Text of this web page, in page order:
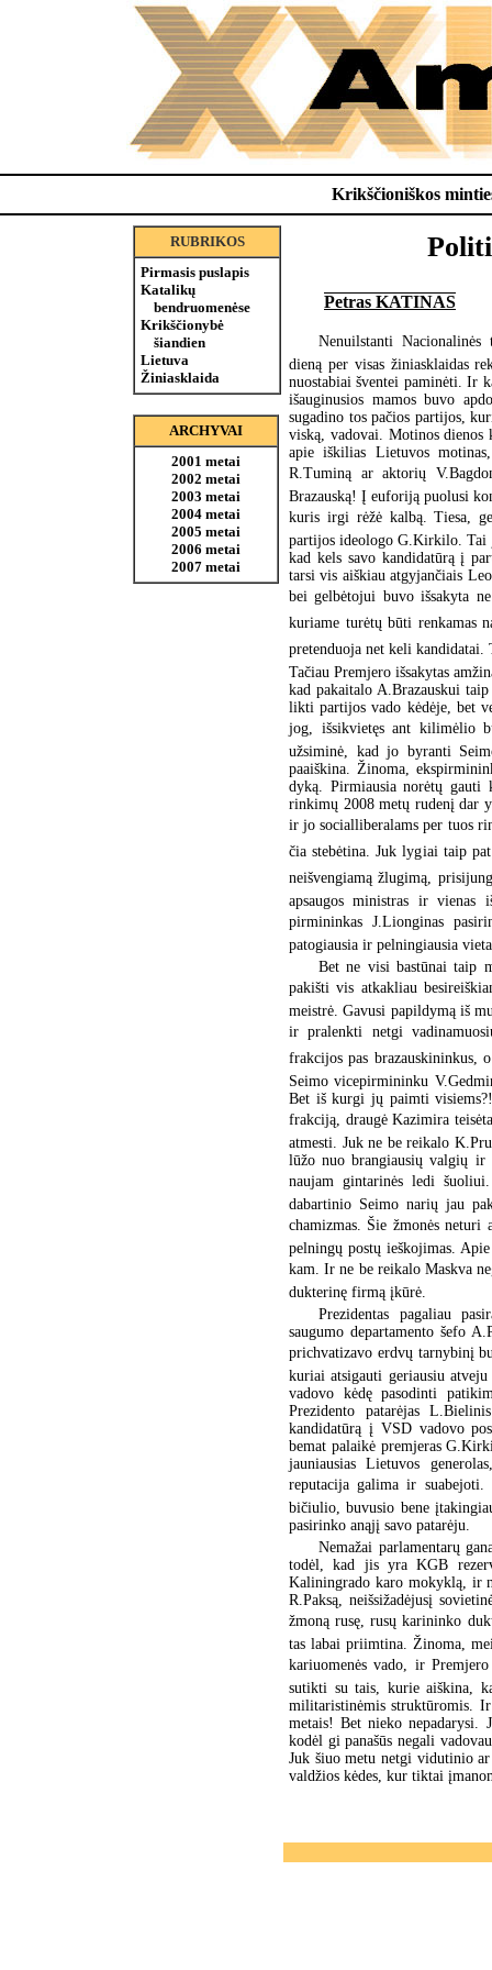
Krikščioniškos
RUBRIKOS
Pirmasis puslapis
Katalikų
bendruomenėse
Krikščionybė
šiandien
Lietuva
Žiniasklaida
ARCHYVAI
2001 metai
2002 metai
2003 metai
2004 metai
2005 metai
2006 metai
2007 metai
Petras KATINAS
Nenuilstanti Nacionalinės
dieną per visas žiniasklaidas
nuostabiai šventei paminėti. Ir
išauginusios mamos buvo
sugadino tos pačios partijos,
viską, vadovai. Motinos dienos
apie iškilias Lietuvos
R.Tuminą ar aktorių
Brazauską! Į euforiją puolusi
kuris irgi rėžė kalbą. Tiesa,
partijos ideologo G.Kirkilo. Tai
kad kels savo kandidatūrą į
tarsi vis aiškiau atgyjančiais
bei gelbėtojui buvo išsakyta ne
kuriame turėtų būti renkamas
pretenduoja net keli kandidatai.
Tačiau Premjero išsakytas
kad pakaitalo A.Brazauskui
likti partijos vado kėdėje, bet
jog, išsikvietęs ant kilimėlio
užsiminė, kad jo byranti
paaiškina. Žinoma,
dyką. Pirmiausia norėtų gauti
rinkimų 2008 metų rudenį dar
ir jo socialliberalams per tuos
čia stebėtina. Juk lygiai taip
neišvengiamą žlugimą,
apsaugos ministras ir
pirmininkas J.Lionginas
patogiausia ir pelningiausia
Bet ne visi bastūnai taip
pakišti vis atkakliau
meistrė. Gavusi papildymą iš
ir pralenkti netgi
frakcijos pas brazauskininkus,
Seimo vicepirmininku
Bet iš kurgi jų paimti
frakciją, draugė Kazimira
atmesti. Juk ne be reikalo
lūžo nuo brangiausių valgių ir
naujam gintarinės ledi
dabartinio Seimo narių jau
chamizmas. Šie žmonės
pelningų postų ieškojimas.
kam. Ir ne be reikalo Maskva
dukterinę firmą įkūrė.
Prezidentas pagaliau
saugumo departamento šefo
prichvatizavo erdvų tarnybinį
kuriai atsigauti geriausiu
vadovo kėdę pasodinti
Prezidento patarėjas
kandidatūrą į VSD vadovo
bemat palaikė premjeras
jauniausias Lietuvos
reputacija galima ir suabejoti.
bičiulio, buvusio bene
pasirinko anąjį savo patarėju.
Nemažai parlamentarų
todėl, kad jis yra KGB
Kaliningrado karo mokyklą, ir
R.Paksą, neišsižadėjusį
žmoną rusę, rusų karininko
tas labai priimtina. Žinoma,
kariuomenės vado, ir Premjero
sutikti su tais, kurie aiškina,
militaristinėmis struktūromis. Ir
metais! Bet nieko nepadarysi.
kodėl gi panašūs negali
Juk šiuo metu netgi vidutinio
valdžios kėdes, kur tiktai